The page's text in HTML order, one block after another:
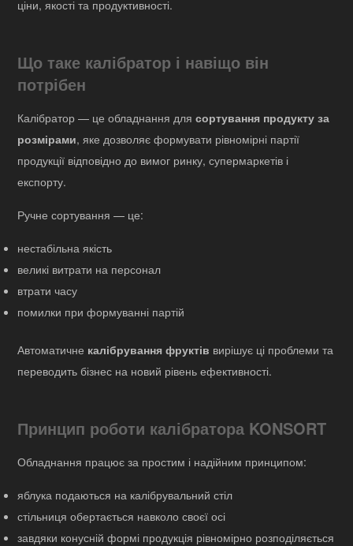
ціни, якості та продуктивності.
Що таке калібратор і навіщо він
потрібен
Калібратор — це обладнання длясортування продукту за
розмірами, яке дозволяє формувати рівномірні партії
продукції відповідно до вимог ринку, супермаркетів і
експорту.
Ручне сортування — це:
нестабільна якість
великі витрати на персонал
втрати часу
помилки при формуванні партій
Автоматичне калібрування фруктів вирішує ці проблеми та
переводить бізнес на новий рівень ефективності.
Принцип роботи калібратора KONSORT
Обладнання працює за простим і надійним принципом:
яблука подаються на калібрувальний стіл
стільниця обертається навколо своєї осі
завдяки конусній формі продукція рівномірно розподіляється